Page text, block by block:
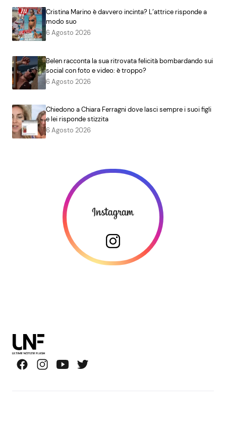
Cristina Marino è davvero incinta? L’attrice risponde a
modo suo
6 Agosto 2026
Belen racconta la sua ritrovata felicità bombardando sui
social con foto e video: è troppo?
6 Agosto 2026
Chiedono a Chiara Ferragni dove lasci sempre i suoi figli
e lei risponde stizzita
6 Agosto 2026